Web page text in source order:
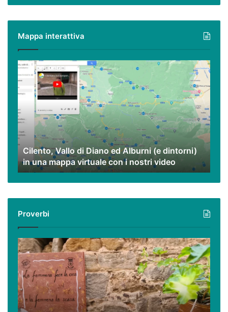
tradizioni
Mappa interattiva
Cilento,
Vallo
di
Diano
ed
Alburni
(e
dintorni)
una
mappa
virtuale
nostri
video
Cilento, Vallo di Diano ed Alburni (e dintorni)
in una mappa virtuale con i nostri video
Proverbi
Podcast
–
I
proverbi
cilentani
raccontati
da